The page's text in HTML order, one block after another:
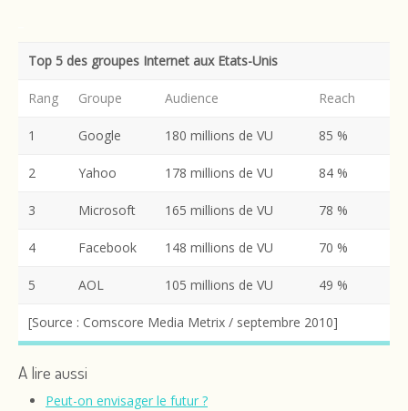
Top 5 des groupes Internet aux Etats-Unis
Rang Groupe Audience Reach
1 Google 180 millions de VU 85 %
2 Yahoo 178 millions de VU 84 %
3 Microsoft 165 millions de VU 78 %
4 Facebook 148 millions de VU 70 %
5 AOL 105 millions de VU 49 %
[Source : Comscore Media Metrix / septembre 2010]
A lire aussi
Peut-on envisager le futur ?